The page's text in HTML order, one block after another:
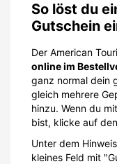
So löst du
Gutschein
Der American
online im
ganz normal dein
gleich mehrere
hinzu. Wenn du
bist, klicke auf
Unter dem
kleines Feld mit